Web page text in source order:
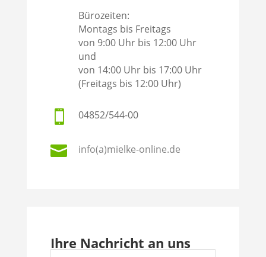
Bürozeiten:
Montags bis Freitags
von 9:00 Uhr bis 12:00 Uhr
und
von 14:00 Uhr bis 17:00 Uhr
(Freitags bis 12:00 Uhr)
 04852/544-00
 info(a)mielke-online.de
Ihre Nachricht an uns